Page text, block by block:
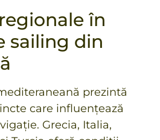
în
sailing din
prezintă
care influențează
Grecia, Italia,